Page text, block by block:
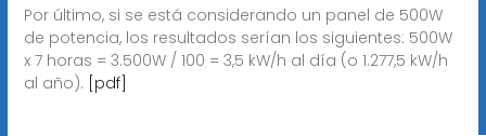
Por último, si se está considerando un panel de 500W
de potencia, los resultados serían los siguientes: 500W
x 7 horas = 3.500W / 100 = 3,5 kW/h al día (o 1.277,5 kW/h
al año). [pdf]